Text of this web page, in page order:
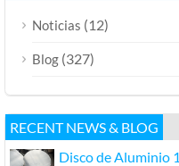
Noticias (12)
Blog (327)
RECENT NEWS & BLOG
Disco de Aluminio